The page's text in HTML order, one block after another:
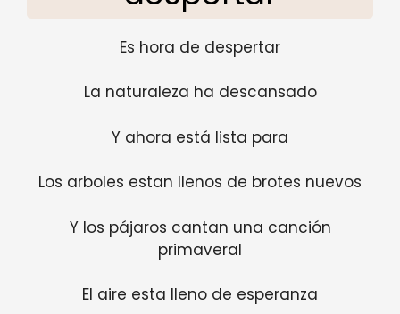
Es hora de despertar
La naturaleza ha descansado
Y ahora está lista para
Los arboles estan llenos de brotes nuevos
Y los pájaros cantan una canción
primaveral
El aire esta lleno de esperanza